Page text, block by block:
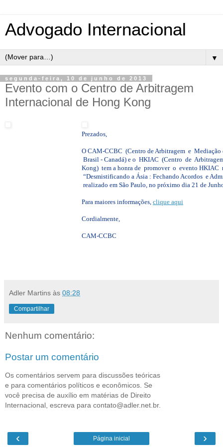
Advogado Internacional
▼
segunda-feira, 10 de junho de 2013
Evento com o Centro de Arbitragem
Internacional de Hong Kong
Prezados,
O CAM-CCBC (Centro de Arbitragem e Mediação
Brasil - Canadá) e o HKIAC (Centro de
Kong) tem a honra de promover o evento HKIAC
“Desmistificando a Ásia : Fechando Acordos e
realizado em São Paulo, no próximo dia 21 de
Para maiores informações, clique aqui
Cordialmente,
CAM-CCBC
Adler Martins às 08:28
Compartilhar
Nenhum comentário:
Postar um comentário
Os comentários servem para discussões teóricas
e para comentários políticos e econômicos. Se
você precisa de auxílio em matérias de Direito
Internacional, escreva para contato@adler.net.br.
‹ ›
Página inicial